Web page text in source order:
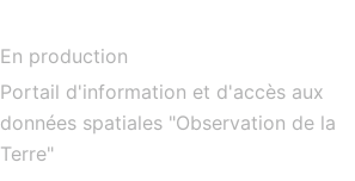
En production
Portail d'information et d'accès aux
données spatiales "Observation de la
Terre"